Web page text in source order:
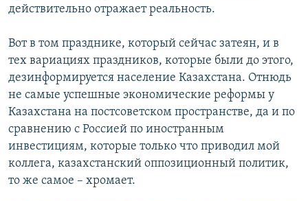
действительно отражает реальность.
Вот в том празднике, который сейчас затеян, и в
тех вариациях праздников, которые были до этого,
дезинформируется население Казахстана. Отнюдь
не самые успешные экономические реформы у
Казахстана на постсоветском пространстве, да и по
сравнению с Россией по иностранным
инвестициям, которые только что приводил мой
коллега, казахстанский оппозиционный политик,
то же самое – хромает.